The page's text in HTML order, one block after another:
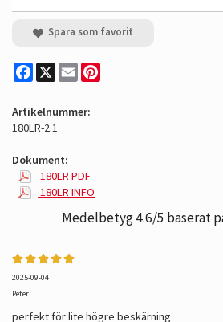
Spara som favorit
Facebook
X Email
Artikelnummer:
180LR-2.1
Dokument:
180LR PDF
180LR INFO
Medelbetyg4.6/5 baserat
2025-09-04
Peter
perfekt för lite högre beskärning